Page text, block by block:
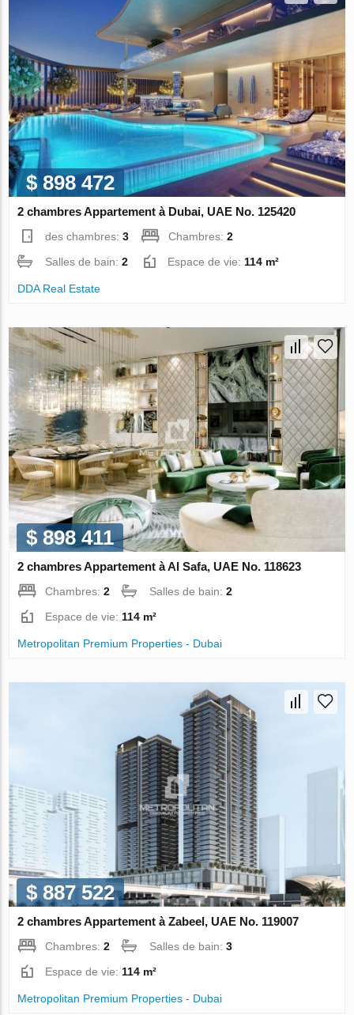
$ 898 472
2 chambres Appartement à Dubai, UAE No. 125420
des chambres:3 Chambres:2
Salles de bain:2 Espace de vie: 114 m²
DDA Real Estate
$ 898 411
2 chambres Appartement à Al Safa, UAE No. 118623
Chambres:2 Salles de bain:2
Espace de vie: 114 m²
Metropolitan Premium Properties - Dubai
$ 887 522
2 chambres Appartement à Zabeel, UAE No. 119007
Chambres:2 Salles de bain:3
Espace de vie: 114 m²
Metropolitan Premium Properties - Dubai